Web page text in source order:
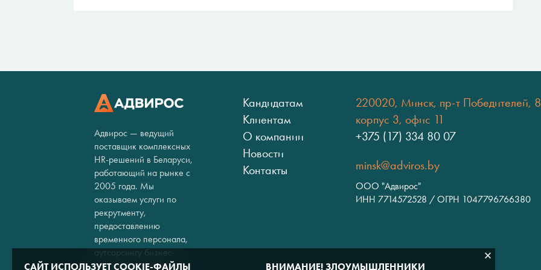
Адвирос — ведущий
поставщик комплексных
HR-решений в Беларуси,
работающий на рынке с
2005 года. Мы
оказываем услуги по
рекрутменту,
предоставлению
временного персонала,
аутсорсингу бизнес-
процессов и кадровому
Кандидатам
Клиентам
О компании
Новости
Контакты
220020, Минск, пр-т Победителей,
корпус 3, офис 11
+375 (17) 334 80 07
minsk@adviros.by
ООО "Адвирос"
ИНН 7714572528 / ОГРН 1047796766380
ВНИМАНИЕ! ЗЛОУМЫШЛЕННИКИ
САЙТ ИСПОЛЬЗУЕТ COOKIE-ФАЙЛЫ